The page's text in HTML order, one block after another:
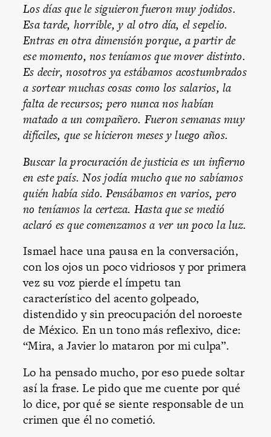
Los días que le siguieron fueron muy jodidos.
Esa tarde, horrible, y al otro día, el sepelio.
Entras en otra dimensión porque, a partir de
ese momento, nos teníamos que mover distinto.
Es decir, nosotros ya estábamos acostumbrados
a sortear muchas cosas como los salarios, la
falta de recursos; pero nunca nos habían
matado a un compañero. Fueron semanas muy
difíciles, que se hicieron meses y luego años.
Buscar la procuración de justicia es un infierno
en este país. Nos jodía mucho que no sabíamos
quién había sido. Pensábamos en varios, pero
no teníamos la certeza. Hasta que se medió
aclaró es que comenzamos a ver un poco la luz.
Ismael hace una pausa en la conversación,
con los ojos un poco vidriosos y por primera
vez su voz pierde el ímpetu tan
característico del acento golpeado,
distendido y sin preocupación del noroeste
de México. En un tono más reflexivo, dice:
“Mira, a Javier lo mataron por mi culpa”.
Lo ha pensado mucho, por eso puede soltar
así la frase. Le pido que me cuente por qué
lo dice, por qué se siente responsable de un
crimen que él no cometió.